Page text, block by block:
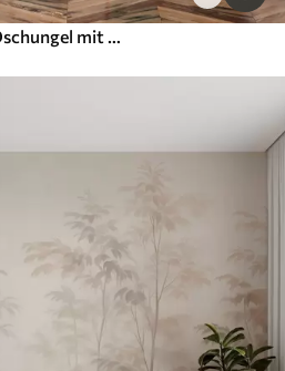
Fototapeten Tropischer Dschungel mit Palmen